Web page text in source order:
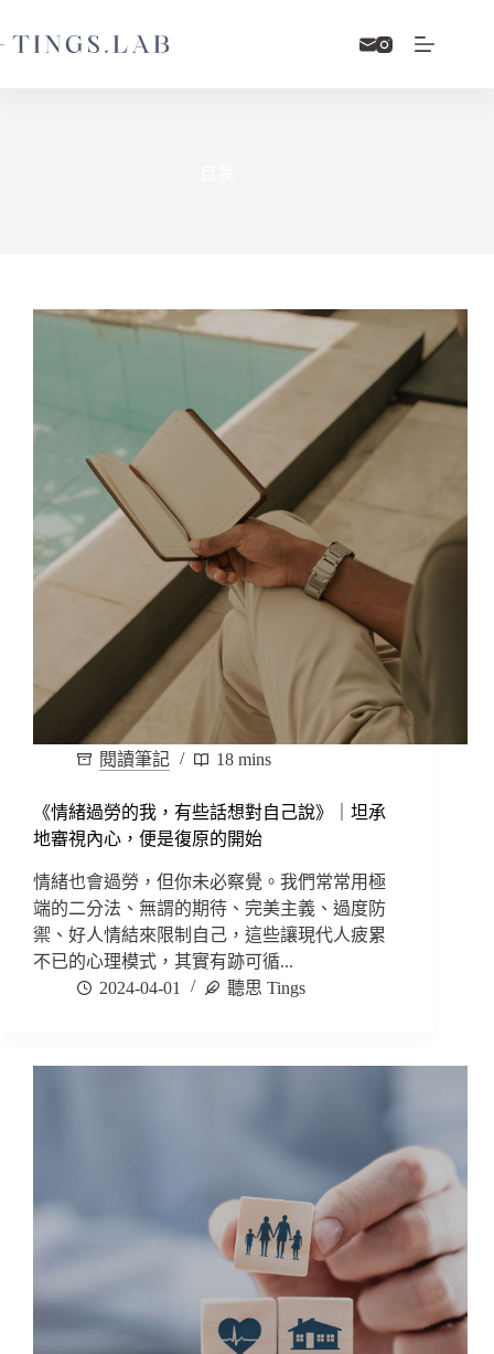
至
閱讀筆記 18 mins
《情緒過勞的我，有些話想對自己說》｜坦承
地審視內心，便是復原的開始
情緒也會過勞，但你未必察覺。我們常常用極
端的二分法、無謂的期待、完美主義、過度防
禦、好人情結來限制自己，這些讓現代人疲累
不已的心理模式，其實有跡可循...
2024-04-01
聽思 Tings